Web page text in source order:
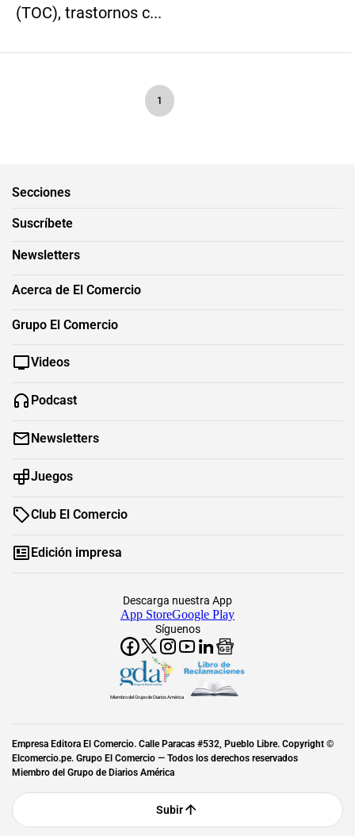
(TOC), trastornos c...
1
Secciones
Suscríbete
Newsletters
Acerca de El Comercio
Grupo El Comercio
Videos
Podcast
Newsletters
Juegos
Club El Comercio
Edición impresa
Síguenos
Descarga nuestra App
App StoreGoogle Play
Miembro del Grupo de Diarios América
Empresa Editora El Comercio. Calle Paracas #532, Pueblo Libre. Copyright ©
Elcomercio.pe. Grupo El Comercio — Todos los derechos reservados
Miembro del Grupo de Diarios América
Subir